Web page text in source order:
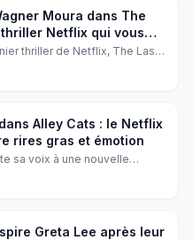
le septième art
américain.
Moura dans The
Netflix qui vous
thriller de Netflix, The Last
Lee et Wagner Moura. Un film
mystère et drame
Alley Cats : le Netflix
rires gras et émotion
sa voix à une nouvelle
Alley Cats. Entre humour
le résultat laisse les
Greta Lee après leur